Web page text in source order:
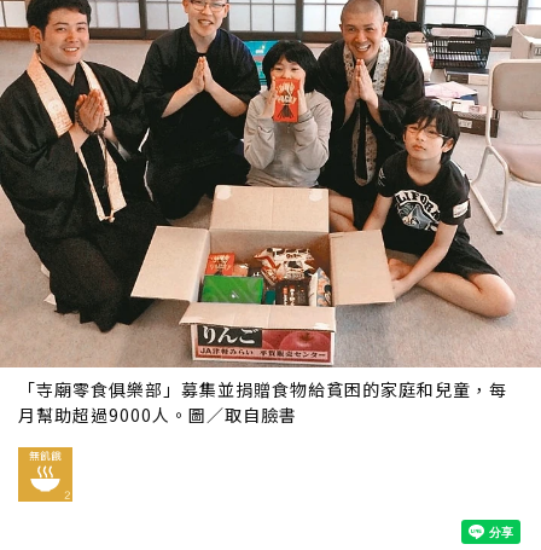
「寺廟零食俱樂部」募集並捐贈食物給貧困的家庭和兒童，每
月幫助超過9000人。圖／取自臉書